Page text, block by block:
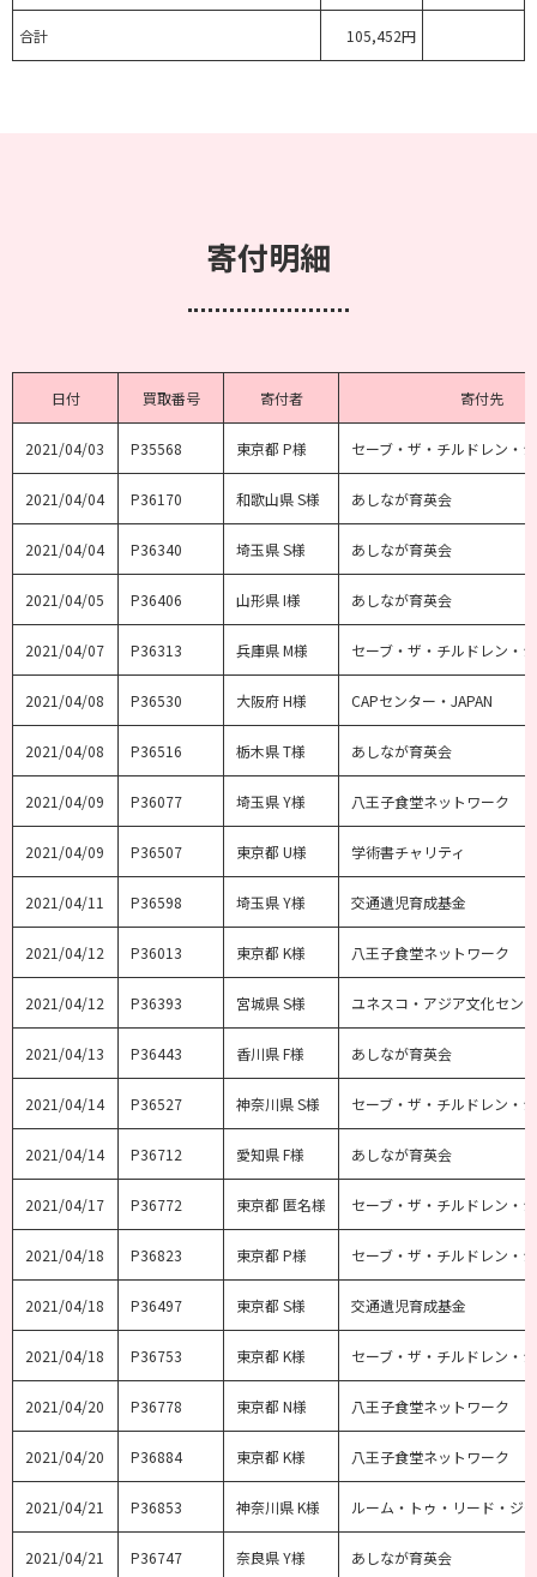
合計 105,452円
寄付明細
日付 買取番号 寄付者 寄付先
2021/04/03 P35568 東京都 P様 セーブ・ザ・チルドレン・
2021/04/04 P36170 和歌山県 S様 あしなが育英会
2021/04/04 P36340 埼玉県 S様 あしなが育英会
2021/04/05 P36406 山形県 I様 あしなが育英会
2021/04/07 P36313 兵庫県 M様 セーブ・ザ・チルドレン・
2021/04/08 P36530 大阪府 H様 CAPセンター・JAPAN
2021/04/08 P36516 栃木県 T様 あしなが育英会
2021/04/09 P36077 埼玉県 Y様 八王子食堂ネットワーク
2021/04/09 P36507 東京都 U様 学術書チャリティ
2021/04/11 P36598 埼玉県 Y様 交通遺児育成基金
2021/04/12 P36013 東京都 K様 八王子食堂ネットワーク
2021/04/12 P36393 宮城県 S様 ユネスコ・アジア文化セン
2021/04/13 P36443 香川県 F様 あしなが育英会
2021/04/14 P36527 神奈川県 S様 セーブ・ザ・チルドレン・
2021/04/14 P36712 愛知県 F様 あしなが育英会
2021/04/17 P36772 東京都 匿名様 セーブ・ザ・チルドレン・
2021/04/18 P36823 東京都 P様 セーブ・ザ・チルドレン・
2021/04/18 P36497 東京都 S様 交通遺児育成基金
2021/04/18 P36753 東京都 K様 セーブ・ザ・チルドレン・
2021/04/20 P36778 東京都 N様 八王子食堂ネットワーク
2021/04/20 P36884 東京都 K様 八王子食堂ネットワーク
2021/04/21 P36853 神奈川県 K様 ルーム・トゥ・リード・ジ
2021/04/21 P36747 奈良県 Y様 あしなが育英会